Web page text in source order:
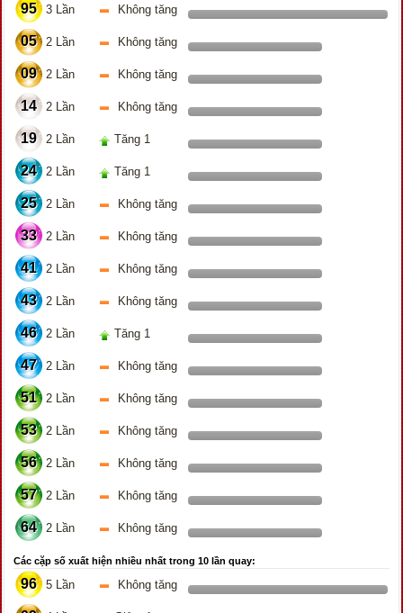
95 3 Lần Không tăng
05 2 Lần Không tăng
09 2 Lần Không tăng
14 2 Lần Không tăng
19 2 Lần Tăng 1
24 2 Lần Tăng 1
25 2 Lần Không tăng
33 2 Lần Không tăng
41 2 Lần Không tăng
43 2 Lần Không tăng
46 2 Lần Tăng 1
47 2 Lần Không tăng
51 2 Lần Không tăng
53 2 Lần Không tăng
56 2 Lần Không tăng
57 2 Lần Không tăng
64 2 Lần Không tăng
Các cặp số xuất hiện nhiều nhất trong 10 lần quay:
96 5 Lần Không tăng